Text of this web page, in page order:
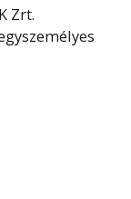
Zrt.